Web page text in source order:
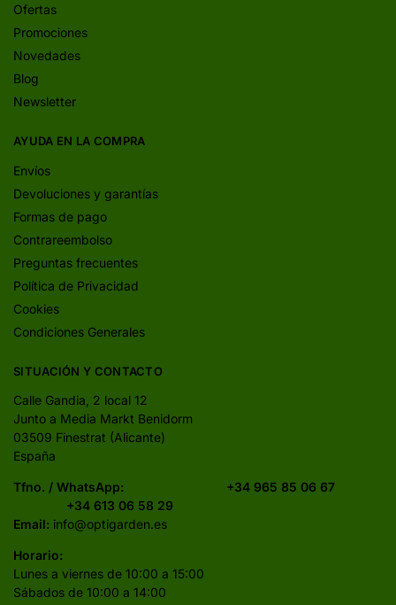
Ofertas
Promociones
Novedades
Blog
Newsletter
AYUDA EN LA COMPRA
Envíos
Devoluciones y garantías
Formas de pago
Contrareembolso
Preguntas frecuentes
Política de Privacidad
Cookies
Condiciones Generales
SITUACIÓN Y CONTACTO
Calle Gandia, 2 local 12
Junto a Media Markt Benidorm
03509 Finestrat (Alicante)
España
Tfno. / WhatsApp: +34 965 85 06 67
+34 613 06 58 29
Email: info@optigarden.es
Horario:
Lunes a viernes de 10:00 a 15:00
Sábados de 10:00 a 14:00